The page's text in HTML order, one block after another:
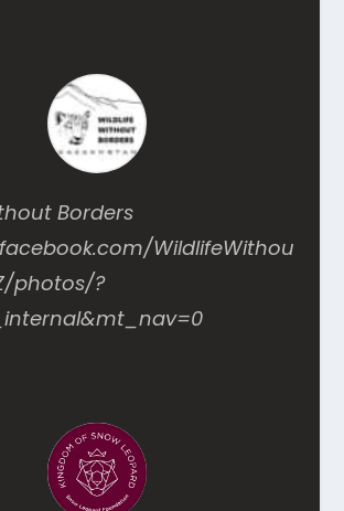
Borders
WildlifeWithou
photos/?